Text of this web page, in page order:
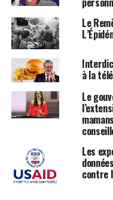
entre 2011 et 2017,
ont été signalées à la
États-Unis, selon une
Dermatology.
Il existe un manque de
parmi les
un problème «
est insuffisant pour
et ses collègues dans
sur la prescription de
isotretinoïne.
Le
à la
Le
Les
contre